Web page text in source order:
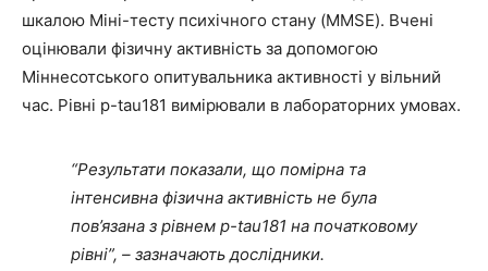
шкалою Міні-тесту психічного стану (MMSE). Вчені
оцінювали фізичну активність за допомогою
Міннесотського опитувальника активності у вільний
час. Рівні p-tau181 вимірювали в лабораторних умовах.
“Результати показали, що помірна та
інтенсивна фізична активність не була
пов’язана з рівнем p-tau181 на початковому
рівні”, – зазначають дослідники.